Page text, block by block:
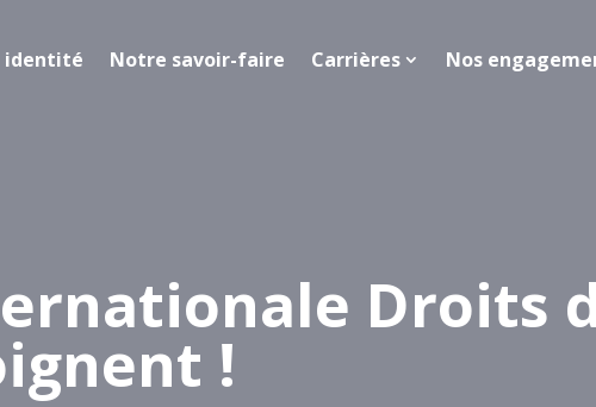
identité Notre savoir-faire Carrières Nos
Droits
!